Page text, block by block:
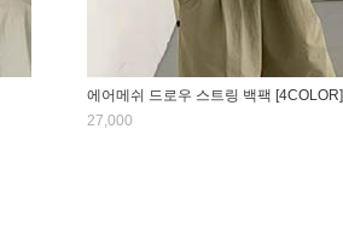
에어메쉬 드로우 스트링 백팩 [4COLOR]
27,000